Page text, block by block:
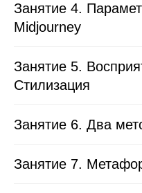
Занятие 4.
Midjourney
Занятие 5.
Стилизация
Занятие 6. Два
Занятие 7.